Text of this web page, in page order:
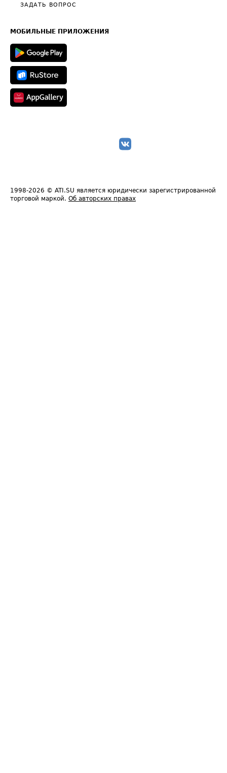
Общие положения
Техническая информация
ЗАДАТЬ ВОПРОС
МОБИЛЬНЫЕ ПРИЛОЖЕНИЯ
1998-2026 © ATI.SU является юридически зарегистрированной
торговой маркой. Об авторских правах